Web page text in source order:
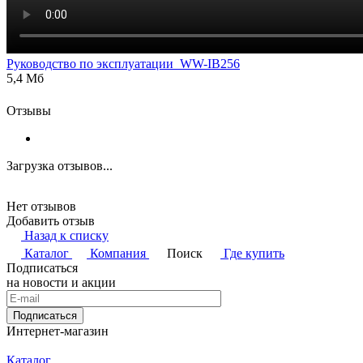
Руководство по эксплуатации_WW-IB256
5,4 Мб
Отзывы
Загрузка отзывов...
Нет отзывов
Добавить отзыв
Назад к списку
Каталог
Компания Поиск
Где купить
Подписаться
на новости и акции
Подписаться
Интернет-магазин
Каталог